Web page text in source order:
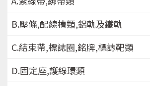
B.壓條,配線槽類,鋁軌及鐵軌
C.結束帶,標誌圈,銘牌,標誌靶類
D.固定座,護線環類